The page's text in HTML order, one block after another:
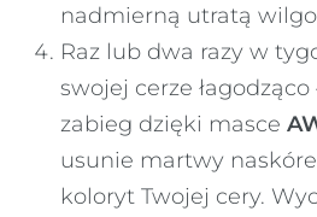
nadmierną utratą
Raz lub dwa razy w
swojej cerze
zabieg dzięki masce
usunie martwy
koloryt Twojej cery.